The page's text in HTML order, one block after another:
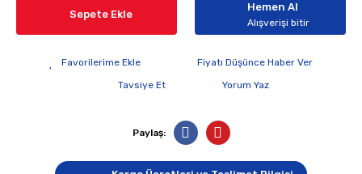
Sepete Ekle
Hemen Al
Alışverişi bitir
Fiyatı Düşünce Haber Ver
Tavsiye Et
Yorum Yaz
Paylaş: